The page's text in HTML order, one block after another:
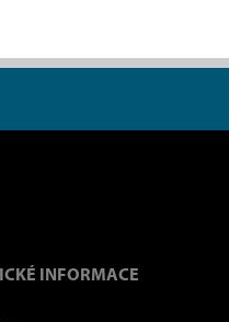
INFORMACE